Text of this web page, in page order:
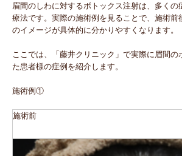
眉間のしわに対するボトックス注射は、多くの
療法です。実際の施術例を見ることで、施術前
のイメージが具体的に分かりやすくなります。
ここでは、「藤井クリニック」で実際に眉間の
た患者様の症例を紹介します。
施術例①
施術前
施術後